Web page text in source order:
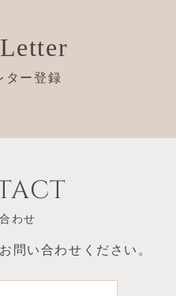
ター登録
わせ
問い合わせください。